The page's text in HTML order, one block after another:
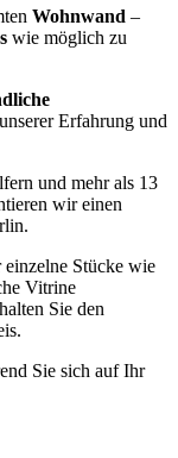
Wohnwand –
wie möglich zu
Erfahrung und
und mehr als 13
wir einen
Stücke wie
Vitrine
Sie den
Sie sich auf Ihr